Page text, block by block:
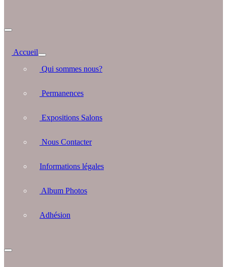
Accueil
Qui sommes nous?
Permanences
Expositions Salons
Nous Contacter
Informations légales
Album Photos
Adhésion